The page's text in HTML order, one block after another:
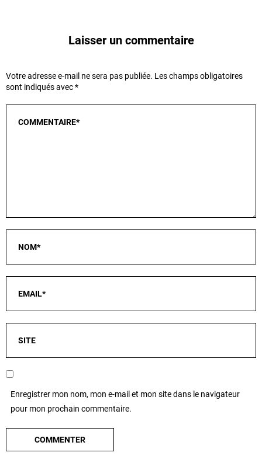
Laisser un commentaire
Votre adresse e-mail ne sera pas publiée. Les champs obligatoires
sont indiqués avec*
Enregistrer mon nom, mon e-mail et mon site dans le navigateur
pour mon prochain commentaire.